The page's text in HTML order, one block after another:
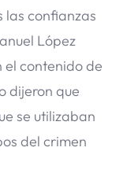
las confianzas
López
el contenido de
dijeron que
se utilizaban
del crimen